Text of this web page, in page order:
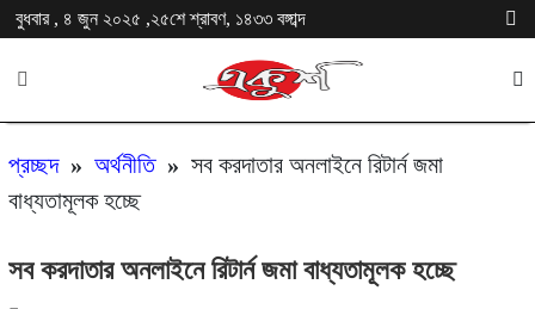
বুধবার , ৪ জুন ২০২৫ ,২৫শে শ্রাবণ, ১৪৩৩ বঙ্গাব্দ
প্রচ্ছদ» অর্থনীতি» সব করদাতার অনলাইনে রিটার্ন জমা
বাধ্যতামূলক হচ্ছে
সব করদাতার অনলাইনে রিটার্ন জমা বাধ্যতামূলক হচ্ছে